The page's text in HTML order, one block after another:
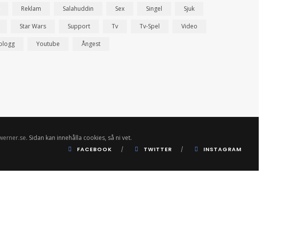
Reklam Salahuddin Sex Singel Sjuk
Star Wars Support Tv Tv-Spel Video
Youtube Ångest
. Sidan kan innehålla cookies, så ni vet.
FACEBOOK TWITTER INSTAGRAM